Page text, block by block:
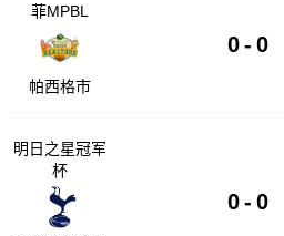
菲MPBL
帕西格市
0 - 0
明日之星冠军
杯
0 - 0